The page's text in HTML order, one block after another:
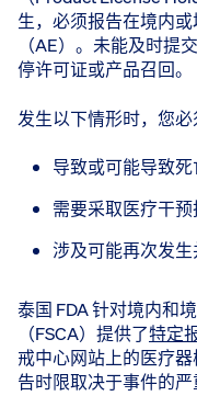
生，必须报告在境内
（AE）。未能及时提
停许可证或产品召回。
发生以下情形时，您必
导致或可能导致
需要采取医疗干
涉及可能再次发
泰国 FDA 针对境内和
（FSCA）提供了特定
戒中心网站上的医疗
告时限取决于事件的严